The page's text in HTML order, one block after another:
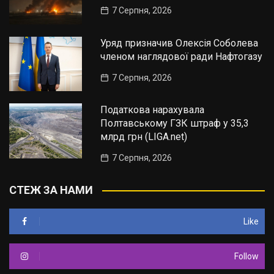
7 Серпня, 2026
Уряд призначив Олексія Соболева
членом наглядової ради Нафтогазу
7 Серпня, 2026
Податкова нарахувала
Полтавському ГЗК штраф у 35,3
млрд грн (LIGA.net)
7 Серпня, 2026
СТЕЖ ЗА НАМИ
Like
Follow